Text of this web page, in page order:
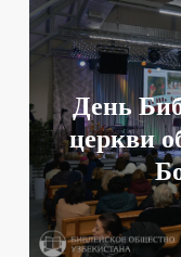
День
церкви